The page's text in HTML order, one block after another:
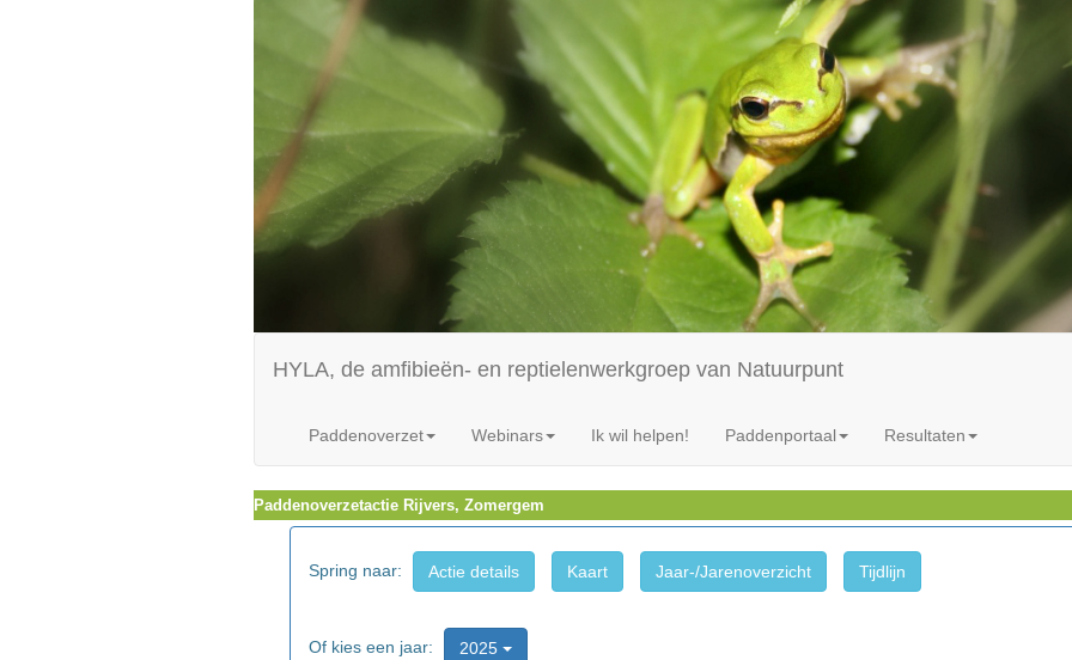
HYLA, de amfibieën- en reptielenwerkgroep van Natuurpunt
Paddenoverzet Webinars Ik wil helpen! Paddenportaal Resultaten
Paddenoverzetactie Rijvers, Zomergem
Spring naar: Actie details Kaart Jaar-/Jarenoverzicht Tijdlijn
Of kies een jaar: 2025